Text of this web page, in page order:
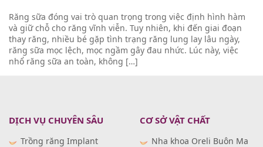
Răng sữa đóng vai trò quan trọng trong việc định hình hàm
và giữ chỗ cho răng vĩnh viễn. Tuy nhiên, khi đến giai đoạn
thay răng, nhiều bé gặp tình trạng răng lung lay lâu ngày,
răng sữa mọc lệch, mọc ngầm gây đau nhức. Lúc này, việc
nhổ răng sữa an toàn, không […]
DỊCH VỤ CHUYÊN SÂU
Trồng răng Implant
CƠ SỞ VẬT CHẤT
Nha khoa Oreli Buôn Ma